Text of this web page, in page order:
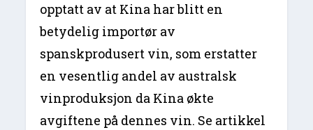
opptatt av at Kina har blitt en
betydelig importør av
spanskprodusert vin, som erstatter
en vesentlig andel av australsk
vinproduksjon da Kina økte
avgiftene på dennes vin. Se artikkel